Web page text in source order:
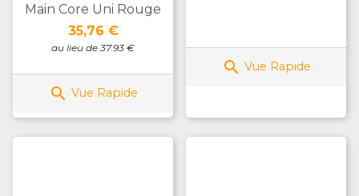
Main Core Uni Rouge
Prix
35,76 €
au lieu de 37.93 €
 Vue Rapide
 Vue Rapide